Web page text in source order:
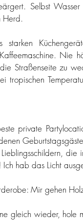
Selbst
Herd.
starken
Nie
Straßenseite zu
tropischen
private
hab das Licht
Mir gehen
gleich wieder, hole